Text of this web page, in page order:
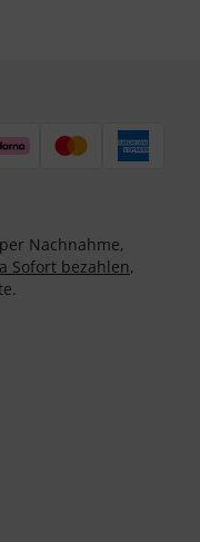
Nachnahme,
Sofort bezahlen,